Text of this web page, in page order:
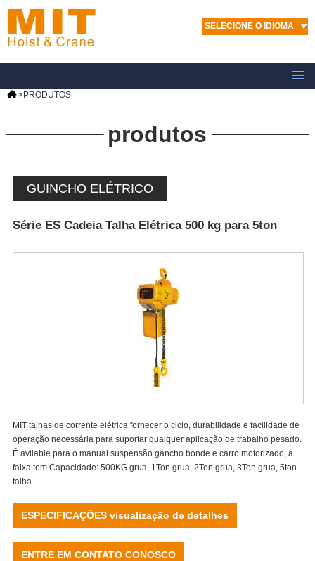
SELECIONE O IDIOMA
PRODUTOS
produtos
GUINCHO ELÉTRICO
Série ES Cadeia Talha Elétrica 500 kg para 5ton
MIT talhas de corrente elétrica fornecer o ciclo, durabilidade e facilidade de
operação necessária para suportar qualquer aplicação de trabalho pesado.
É avilable para o manual suspensão gancho bonde e carro motorizado, a
faixa tem Capacidade: 500KG grua, 1Ton grua, 2Ton grua, 3Ton grua, 5ton
talha.
ESPECIFICAÇÕES visualização de detalhes
ENTRE EM CONTATO CONOSCO